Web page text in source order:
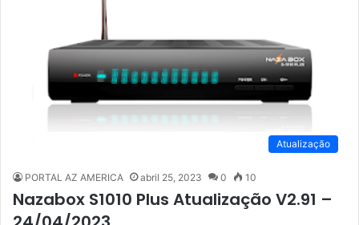
Atualização
PORTAL AZ AMERICA abril 25, 2023 0 10
Nazabox S1010 Plus Atualização V2.91 –